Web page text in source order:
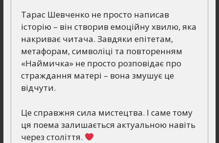
Тарас Шевченко не просто написав
історію – він створив емоційну хвилю, яка
накриває читача. Завдяки епітетам,
метафорам, символіці та повторенням
«Наймичка» не просто розповідає про
страждання матері – вона змушує це
відчути.
Це справжня сила мистецтва. І саме тому
ця поема залишається актуальною навіть
через століття.